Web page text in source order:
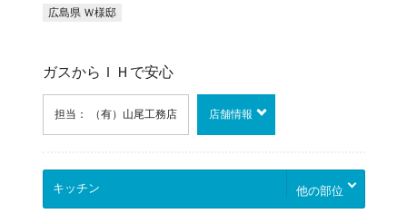
広島県 Ｗ様邸
ガスからＩＨで安心
担当： （有）山尾工務店 店舗情報
他の部位